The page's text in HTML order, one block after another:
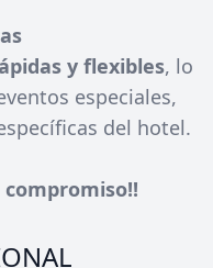
y flexibles, lo
especiales,
del hotel.